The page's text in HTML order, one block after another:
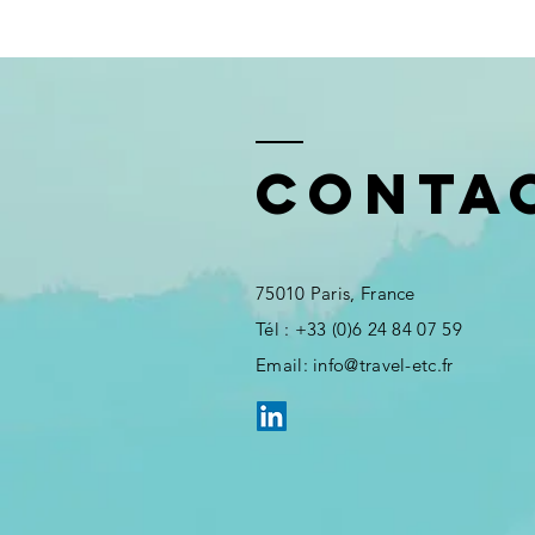
75010 Paris, France​​
Tél : +33 (0)6 24 84 07 59
​Email: info@travel-etc.fr